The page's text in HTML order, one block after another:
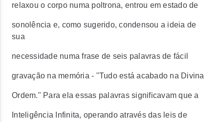
relaxou o corpo numa poltrona, entrou em estado de
sonolência e, como sugerido, condensou a ideia de
sua
necessidade numa frase de seis palavras de fácil
gravação na memória - "Tudo está acabado na Divina
Ordem." Para ela essas palavras significavam que a
Inteligência Infinita, operando através das leis de